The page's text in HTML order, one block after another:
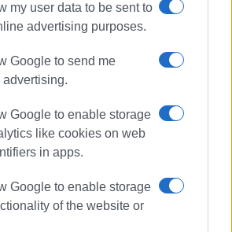
my user data to be sent to
advertising purposes.
Google to send me
Google to enable storage
like cookies on web
in apps.
Google to enable storage
of the website or